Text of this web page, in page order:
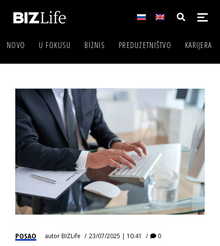
NOVO U FOKUSU BIZNIS PREDUZETNIŠTVO KARIJERA
POSAO autorBIZLife 23/07/2025 | 10:41 0